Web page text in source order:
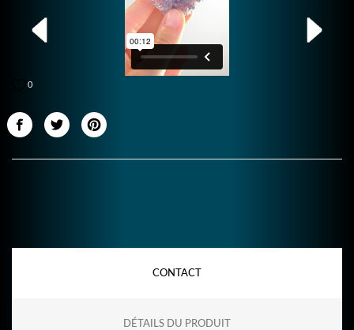
0
CONTACT
DÉTAILS DU PRODUIT